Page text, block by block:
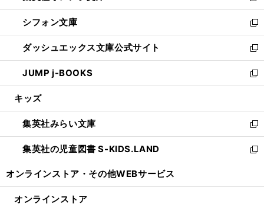
開
く
ウ
で
開
く
ウ
ィ
ン
ド
ウ
で
開
し
い
ウ
ィ
ン
ド
ウ
開
く
シフォン文庫
新
し
い
ウ
ィ
ン
ウ
で
開
く
ダッシュエックス文庫公式サイト
新
し
い
ウ
ン
ド
ウ
で
JUMP j-BOOKS
新
し
ウ
ィ
ン
ド
開
キッズ
集英社みらい文庫
新
し
い
ン
集英社の児童図書 S-KIDS.LAND
新
ウ
オンラインストア・ その他WEBサービス
オンラインストア